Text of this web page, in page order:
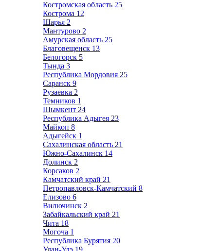
Костромская область 25
Кострома 12
Шарья 2
Мантурово 2
Амурская область 25
Благовещенск 13
Белогорск 5
Тында 3
Республика Мордовия 25
Саранск 9
Рузаевка 2
Темников 1
Шымкент 24
Республика Адыгея 23
Майкоп 8
Адыгейск 1
Сахалинская область 21
Южно-Сахалинск 14
Долинск 2
Корсаков 2
Камчатский край 21
Петропавловск-Камчатский 8
Елизово 6
Вилючинск 2
Забайкальский край 21
Чита 18
Могоча 1
Республика Бурятия 20
Улан-Удэ 19